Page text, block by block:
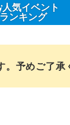
人気イベント
ランキング
予めご了承